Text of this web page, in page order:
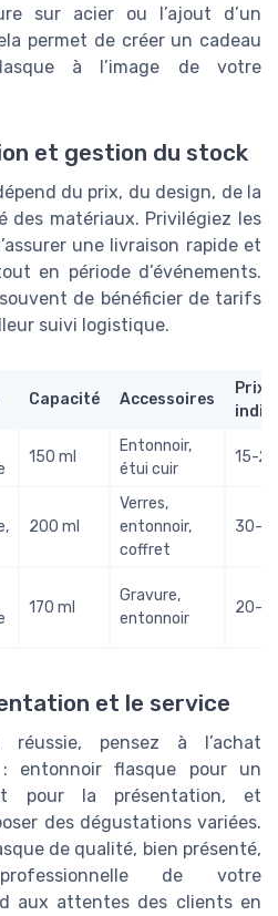
sur acier ou l’ajout d’un
permet de créer un cadeau
à l’image de votre
et gestion du stock
du prix, du design, de la
des matériaux. Privilégiez les
une livraison rapide et
en période d’événements.
de bénéficier de tarifs
suivi logistique.
Capacité Accessoires
Prix
150 ml
Entonnoir,
étui cuir
15-
200 ml
Verres,
entonnoir,
coffret
30-
170 ml
Gravure,
entonnoir
20-
et le service
pensez à l’achat
: entonnoir flasque pour un
pour la présentation, et
des dégustations variées.
de qualité, bien présenté,
de votre
aux attentes des clients en